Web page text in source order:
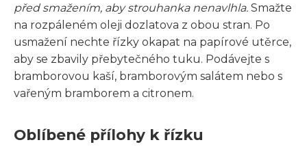
před smažením, aby strouhanka nenavlhla. Smažte
na rozpáleném oleji dozlatova z obou stran. Po
usmažení nechte řízky okapat na papírové utěrce,
aby se zbavily přebytečného tuku. Podávejte s
bramborovou kaší, bramborovým salátem nebo s
vařeným bramborem a citronem.
Oblíbené přílohy k řízku